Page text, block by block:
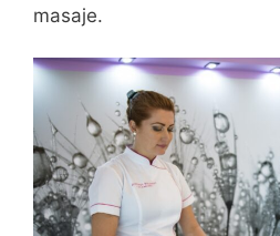
masaje.